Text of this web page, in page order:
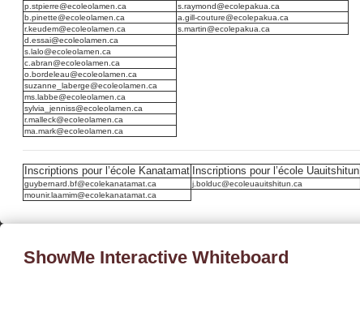
p.stpierre@ecoleolamen.ca
s.raymond@ecolepakua.ca
b.pinette@ecoleolamen.ca
a.gill-couture@ecolepakua.ca
r.keudem@ecoleolamen.ca
s.martin@ecolepakua.ca
d.essai@ecoleolamen.ca
s.lalo@ecoleolamen.ca
c.abran@ecoleolamen.ca
o.bordeleau@ecoleolamen.ca
suzanne_laberge@ecoleolamen.ca
ms.labbe@ecoleolamen.ca
sylvia_jenniss@ecoleolamen.ca
r.malleck@ecoleolamen.ca
ma.mark@ecoleolamen.ca
Inscriptions pour l’école Kanatamat Inscriptions pour l’école Uauitshitun
guybernard.bf@ecolekanatamat.ca
j.bolduc@ecoleuauitshitun.ca
mounir.laamim@ecolekanatamat.ca
ShowMe Interactive Whiteboard